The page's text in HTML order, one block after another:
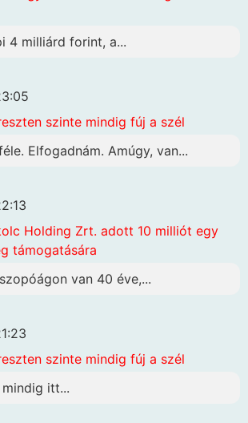
4 milliárd forint, a...
szinte mindig fúj a szél
Elfogadnám. Amúgy, van...
Holding Zrt. adott 10 milliót egy
támogatására
van 40 éve,...
szinte mindig fúj a szél
itt...